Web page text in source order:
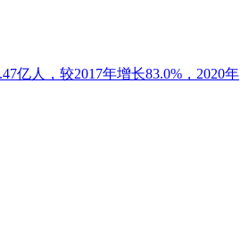
亿人，较2017年增长83.0%，2020年